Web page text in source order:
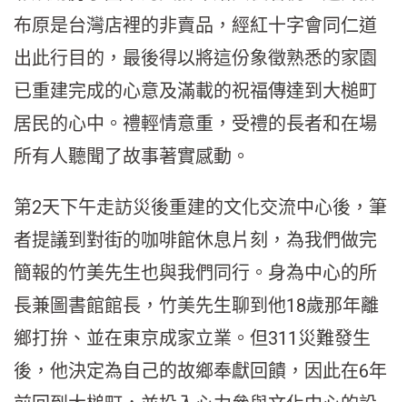
布原是台灣店裡的非賣品，經紅十字會同仁道
出此行目的，最後得以將這份象徵熟悉的家園
已重建完成的心意及滿載的祝福傳達到大槌町
居民的心中。禮輕情意重，受禮的長者和在場
所有人聽聞了故事著實感動。
第2天下午走訪災後重建的文化交流中心後，筆
者提議到對街的咖啡館休息片刻，為我們做完
簡報的竹美先生也與我們同行。身為中心的所
長兼圖書館館長，竹美先生聊到他18歲那年離
鄉打拚、並在東京成家立業。但311災難發生
後，他決定為自己的故鄉奉獻回饋，因此在6年